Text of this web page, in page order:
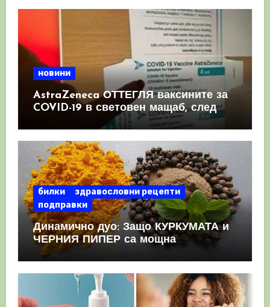
новини
AstraZeneca ОТТЕГЛЯ ваксините за
COVID-19 в световен мащаб, след
като призна, че те причиняват
билки
здравословни рецепти
подправки
Динамично дуо: Защо КУРКУМАТА и
ЧЕРНИЯ ПИПЕР са мощна
комбинация